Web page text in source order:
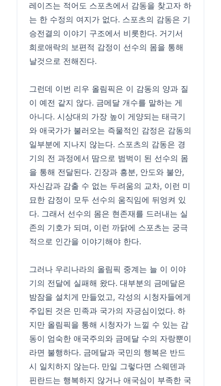
레이즈는 적어도 스포츠에서 감동을 찾고자 하
는 한 수정의 여지가 없다. 스포츠의 감동은 기
승전결의 이야기 구조에서 비롯한다. 거기서
희로애락의 보편적 감정이 선수의 몸을 통해
날것으로 전해진다.
그런데 이번 리우 올림픽은 이 감동의 양과 질
이 예전 같지 않다. 금메달 개수를 말하는 게
아니다. 시상대의 가장 높이 게양되는 태극기
와 애국가가 불러오는 즉물적인 감정은 감동의
일부분에 지나지 않는다. 스포츠의 감동은 경
기의 전 과정에서 땀으로 범벅이 된 선수의 몸
을 통해 전달된다. 긴장과 흥분, 안도와 불안,
자신감과 감출 수 없는 두려움의 교차, 이런 미
묘한 감정이 모두 선수의 움직임에 뒤엉켜 있
다. 그래서 선수의 몸은 현존재를 드러내는 실
존의 기호가 되며, 이런 까닭에 스포츠는 궁극
적으로 인간을 이야기해야 한다.
그러나 우리나라의 올림픽 중계는 늘 이 이야
기의 전달에 실패해 왔다. 대부분의 금메달은
밤잠을 설치게 만들었고, 각성의 시청자들에게
주입된 것은 민족과 국가의 자긍심이었다. 하
지만 올림픽을 통해 시청자가 느낄 수 있는 감
동이 엄숙한 애국주의와 금메달 수의 자랑뿐이
라면 불행하다. 금메달과 국민의 행복은 반드
시 일치하지 않는다. 만일 그렇다면 스웨덴과
핀란드는 행복하지 않거나 애국심이 부족한 국